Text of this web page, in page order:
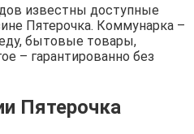
известны доступные
Пятерочка. Коммунарка –
бытовые товары,
– гарантированно без
Пятерочка